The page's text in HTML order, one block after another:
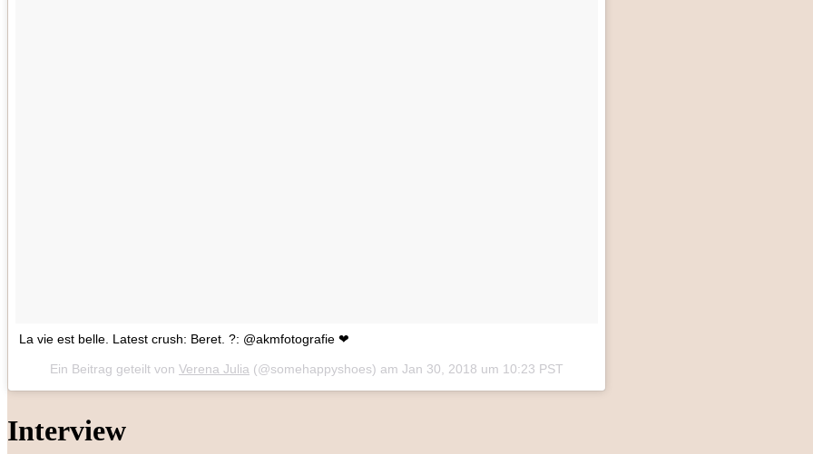
La vie est belle. Latest crush: Beret. ?: @akmfotografie ❤
Ein Beitrag geteilt von Verena Julia (@somehappyshoes) am Jan 30, 2018 um 10:23 PST
Interview